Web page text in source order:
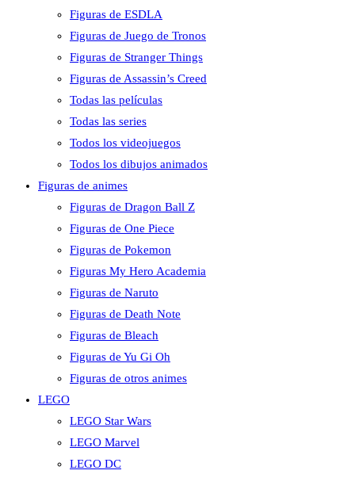
Figuras de ESDLA
Figuras de Juego de Tronos
Figuras de Stranger Things
Figuras de Assassin’s Creed
Todas las películas
Todas las series
Todos los videojuegos
Todos los dibujos animados
Figuras de animes
Figuras de Dragon Ball Z
Figuras de One Piece
Figuras de Pokemon
Figuras My Hero Academia
Figuras de Naruto
Figuras de Death Note
Figuras de Bleach
Figuras de Yu Gi Oh
Figuras de otros animes
LEGO
LEGO Star Wars
LEGO Marvel
LEGO DC